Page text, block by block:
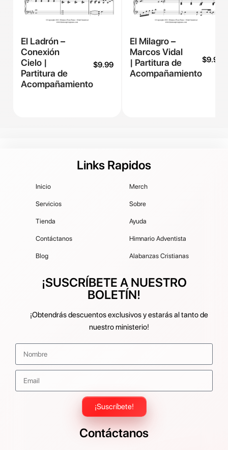
El Ladrón –
Conexión
Cielo |
Partitura de
Acompañamiento
$9.99
El Milagro –
Marcos Vidal
| Partitura de
Acompañamiento
$9.99
Links Rapidos
Inicio
Servicios
Tienda
Contáctanos
Blog
Merch
Sobre
Ayuda
Himnario Adventista
Alabanzas Cristianas
¡SUSCRÍBETE A NUESTRO
BOLETÍN!
¡Obtendrás descuentos exclusivos y estarás al tanto de
nuestro ministerio!
¡Suscríbete!
Contáctanos